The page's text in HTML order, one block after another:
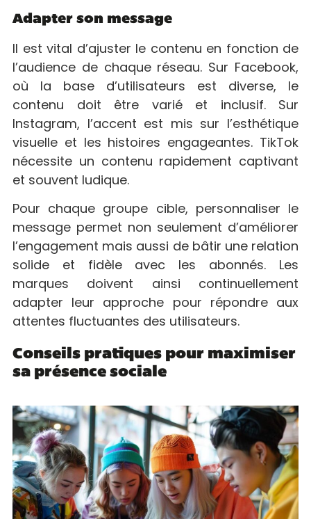
Adapter son message
Il est vital d’ajuster le contenu en fonction de
l’audience de chaque réseau. Sur Facebook,
où la base d’utilisateurs est diverse, le
contenu doit être varié et inclusif. Sur
Instagram, l’accent est mis sur l’esthétique
visuelle et les histoires engageantes. TikTok
nécessite un contenu rapidement captivant
et souvent ludique.
Pour chaque groupe cible, personnaliser le
message permet non seulement d’améliorer
l’engagement mais aussi de bâtir une relation
solide et fidèle avec les abonnés. Les
marques doivent ainsi continuellement
adapter leur approche pour répondre aux
attentes fluctuantes des utilisateurs.
Conseils pratiques pour maximiser
sa présence sociale